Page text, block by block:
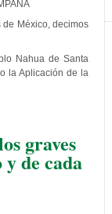
de México, decimos
Nahua de Santa
la Aplicación de la
graves
de cada